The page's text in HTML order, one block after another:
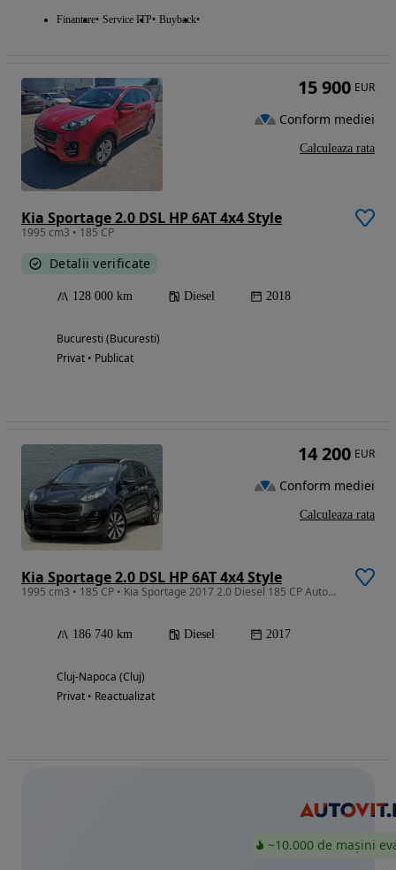
Finantare Service ITP Buyback
Kia Sportage 2.0 DSL HP 6AT 4x4 Style
1995 cm3 • 185 CP
Detalii verificate
128 000 km Diesel 2018
Bucuresti (Bucuresti)
Privat • Publicat
15 900 EUR
Conform mediei
Calculeaza rata
Kia Sportage 2.0 DSL HP 6AT 4x4 Style
1995 cm3 • 185 CP • Kia Sportage 2017 2.0 Diesel 185 CP Automată 4x4, 186.740 km, Style
186 740 km Diesel 2017
Cluj-Napoca (Cluj)
Privat • Reactualizat
14 200 EUR
Conform mediei
Calculeaza rata
~10.000 de mașini